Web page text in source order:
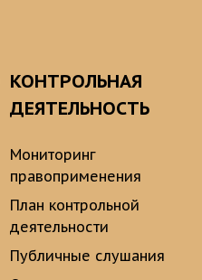
КОНТРОЛЬНАЯ
ДЕЯТЕЛЬНОСТЬ
Мониторинг
правоприменения
План контрольной
деятельности
Публичные слушания